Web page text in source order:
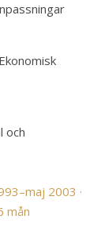
och
2003 ·
mån